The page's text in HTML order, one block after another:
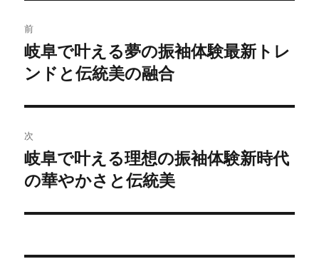
稿
ナ
ビ
ゲ
ー
シ
ン
前
前
の
稿:
岐阜で叶える夢の振袖体験最新トレ
ンドと伝統美の融合
次
次
の
稿:
岐阜で叶える理想の振袖体験新時代
の華やかさと伝統美